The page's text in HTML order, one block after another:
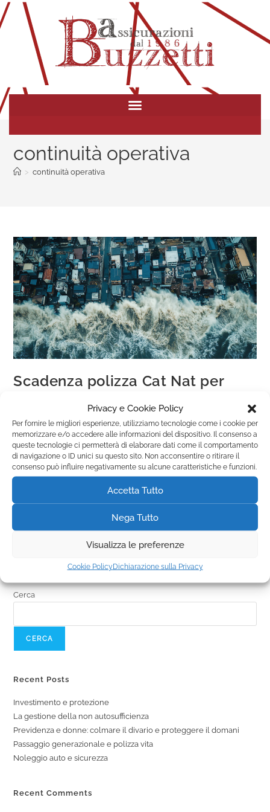
Privacy e Cookie Policy
Per fornire le migliori esperienze, utilizziamo tecnologie come i cookie per
memorizzare e/o accedere alle informazioni del dispositivo. Il consenso a
queste tecnologie ci permetterà di elaborare dati come il comportamento
di navigazione o ID unici su questo sito. Non acconsentire o ritirare il
consenso può influire negativamente su alcune caratteristiche e funzioni.
Accetta Tutto
Nega Tutto
Visualizza le preferenze
Cookie PolicyDichiarazione sulla Privacy
continuità operativa
> continuità operativa
Scadenza polizza Cat Nat per
medie imprese
Novità
Continua A Leggere
Tutto quello che le medie imprese devono sapere prima del
1° ottobre Perché la polizza Cat Nat è indispensabile per le
Cerca
CERCA
Recent Posts
Investimento e protezione
La gestione della non autosufficienza
Previdenza e donne: colmare il divario e proteggere il domani
Passaggio generazionale e polizza vita
Noleggio auto e sicurezza
Recent Comments